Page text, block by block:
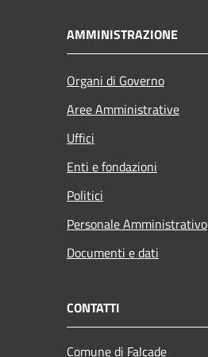
AMMINISTRAZIONE
Organi di Governo
Aree Amministrative
Uffici
Enti e fondazioni
Politici
Personale Amministrativo
Documenti e dati
CONTATTI
Comune di Falcade